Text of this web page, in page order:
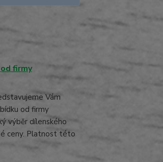
firmy
Vám
od firmy
výběr dílenského
ceny. Platnost této